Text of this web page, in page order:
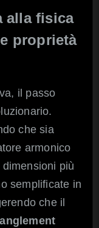
alla fisica
proprietà
il passo
che sia
armonico
più
semplificate in
che il